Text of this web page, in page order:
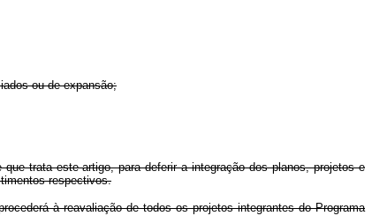
ou de expansão;
trata este artigo, para deferir a integração dos planos, projetos e
respectivos.
à reavaliação de todos os projetos integrantes do Programa